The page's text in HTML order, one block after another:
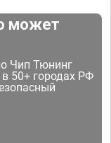
может
Чип Тюнинг
50+ городах РФ